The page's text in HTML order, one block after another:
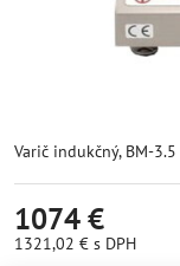
Varič indukčný, BM-3.5
1074 €
1321,02 € s DPH